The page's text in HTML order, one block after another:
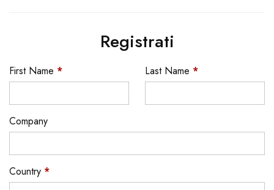
Registrati
First Name * Last Name *
Company
Country *